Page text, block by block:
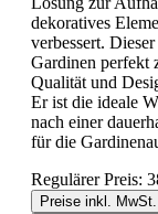
dekoratives
verbessert.
Gardinen perfekt
Qualität und
Er ist die ideale
nach einer
für die
Regulärer Preis:
Preise inkl.